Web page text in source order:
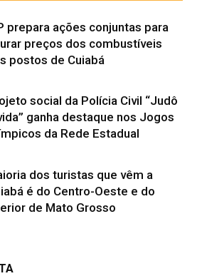
prepara ações conjuntas para
preços dos combustíveis
postos de Cuiabá
social da Polícia Civil “Judô
ganha destaque nos Jogos
da Rede Estadual
dos turistas que vêm a
é do Centro-Oeste e do
de Mato Grosso